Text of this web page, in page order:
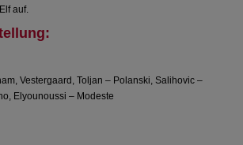
auf.
Vestergaard, Toljan – Polanski, Salihovic –
Elyounoussi – Modeste